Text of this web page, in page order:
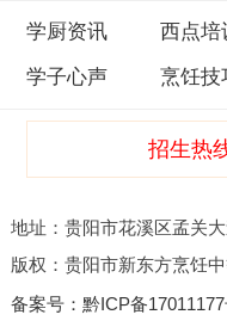
学厨资讯 西点培
学子心声 烹饪技
招生热
地址：贵阳市花溪区孟关
版权：贵阳市新东方烹饪
备案号： 黔ICP备